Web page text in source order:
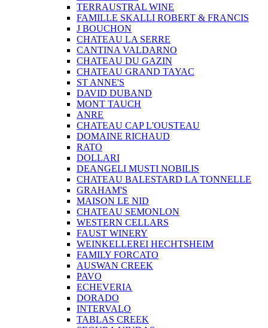
TERRAUSTRAL WINE
FAMILLE SKALLI ROBERT & FRANCIS
J BOUCHON
CHATEAU LA SERRE
CANTINA VALDARNO
CHATEAU DU GAZIN
CHATEAU GRAND TAYAC
ST ANNE'S
DAVID DUBAND
MONT TAUCH
ANRE
CHATEAU CAP L'OUSTEAU
DOMAINE RICHAUD
RATO
DOLLARI
DEANGELI MUSTI NOBILIS
CHATEAU BALESTARD LA TONNELLE
GRAHAM'S
MAISON LE NID
CHATEAU SEMONLON
WESTERN CELLARS
FAUST WINERY
WEINKELLEREI HECHTSHEIM
FAMILY FORCATO
AUSWAN CREEK
PAVO
ECHEVERIA
DORADO
INTERVALO
TABLAS CREEK